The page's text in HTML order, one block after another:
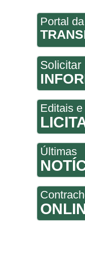
Portal da
Solicitar
Editais
Últimas